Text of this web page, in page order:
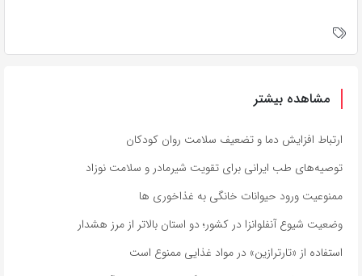
مشاهده بیشتر
ارتباط افزایش دما و تضعیف سلامت روان کودکان
توصیه‌های طب ایرانی برای تقویت شیرمادر و سلامت نوزاد
ممنوعیت ورود حیوانات خانگی به غذاخوری ها
وضعیت شیوع آنفلوانزا در کشور؛ دو استان بالاتر از مرز هشدار
استفاده از «تارترازین» در مواد غذایی ممنوع است